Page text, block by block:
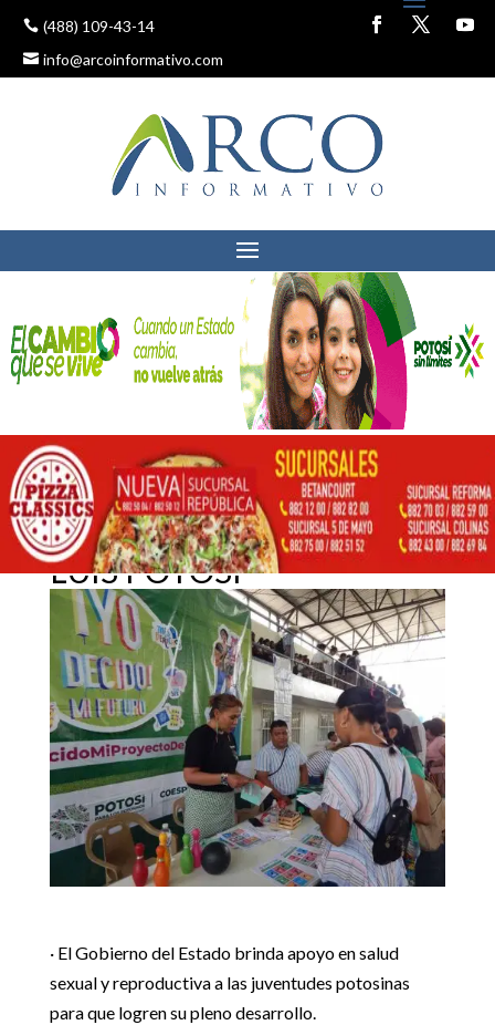
(488) 109-43-14
info@arcoinformativo.com
Inicio 5 Uncategorized 5
CONTINÚAN A LA BAJA EMBARAZOS EN ADOLESCENTES
EN SAN LUIS POTOSÍ
CONTINÚAN A LA BAJA
EMBARAZOS EN
ADOLESCENTES EN SAN
LUIS POTOSÍ
Destacadas| Uncategorized
26 diciembre, 2023
· El Gobierno del Estado brinda apoyo en salud
sexual y reproductiva a las juventudes potosinas
para que logren su pleno desarrollo.